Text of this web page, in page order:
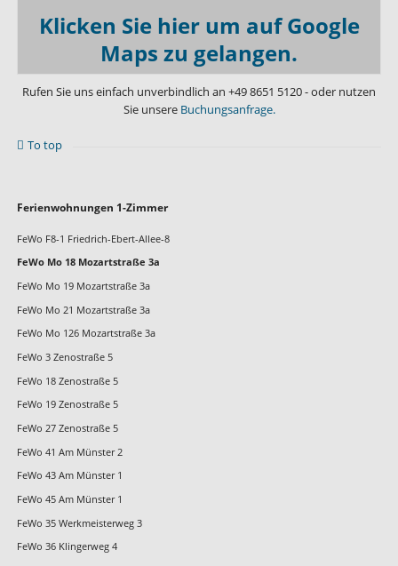
Klicken Sie hier um auf Google
Maps zu gelangen.
Rufen Sie uns einfach unverbindlich an +49 8651 5120- oder nutzen
Sie unsere Buchungsanfrage.
To top
Navigation
Ferienwohnungen 1-Zimmer
FeWo F8-1 Friedrich-Ebert-Allee-8
FeWo Mo 18 Mozartstraße 3a
FeWo Mo 19 Mozartstraße 3a
FeWo Mo 21 Mozartstraße 3a
FeWo Mo 126 Mozartstraße 3a
FeWo 3 Zenostraße 5
FeWo 18 Zenostraße 5
FeWo 19 Zenostraße 5
FeWo 27 Zenostraße 5
FeWo 41 Am Münster 2
FeWo 43 Am Münster 1
FeWo 45 Am Münster 1
FeWo 35 Werkmeisterweg 3
FeWo 36 Klingerweg 4